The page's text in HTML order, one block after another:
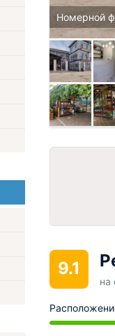
Номерной
9.1
на